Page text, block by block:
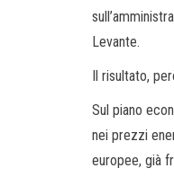
Levante.
Il risultato,
Sul piano
nei prezzi
europee, già